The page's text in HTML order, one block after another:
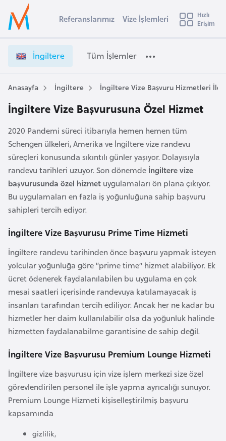
Ülke Seçimi
Başvuru yapmak istediğiniz ülkeyi seçin
Üye
Girişi
e
t
Referanslarımız Vize İşlemleri
Hızlı
Erişim
İngiltere Tüm İşlemler
Anasayfa İngiltere İngiltere Vize Başvuru Hizmetleri İle
İngiltere Vize Başvurusuna Özel Hizmet
2020 Pandemi süreci itibarıyla hemen hemen tüm
Schengen ülkeleri, Amerika ve İngiltere vize randevu
süreçleri konusunda sıkıntılı günler yaşıyor. Dolayısıyla
randevu tarihleri uzuyor. Son dönemde İngiltere vize
başvurusunda özel hizmet uygulamaları ön plana çıkıyor.
Bu uygulamaları en fazla iş yoğunluğuna sahip başvuru
sahipleri tercih ediyor.
İngiltere Vize Başvurusu Prime Time Hizmeti
İngiltere randevu tarihinden önce başvuru yapmak isteyen
yolcular yoğunluğa göre “prime time” hizmet alabiliyor. Ek
ücret ödenerek faydalanılabilen bu uygulama en çok
mesai saatleri içerisinde randevuya katılamayacak iş
insanları tarafından tercih ediliyor. Ancak her ne kadar bu
hizmetler her daim kullanılabilir olsa da yoğunluk halinde
hizmetten faydalanabilme garantisine de sahip değil.
İngiltere Vize Başvurusu Premium Lounge Hizmeti
İngiltere vize başvurusu için vize işlem merkezi size özel
görevlendirilen personel ile işle yapma ayrıcalığı sunuyor.
Premium Lounge Hizmeti kişiselleştirilmiş başvuru
kapsamında
gizlilik,
s
t
r
a
A
v
u
r
a
A
c
n
B